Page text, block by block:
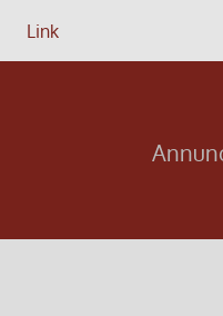
Link